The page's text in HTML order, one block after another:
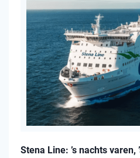
Stena Line: ’s nachts varen,